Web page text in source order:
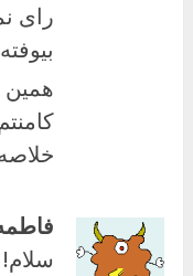
رای
همین